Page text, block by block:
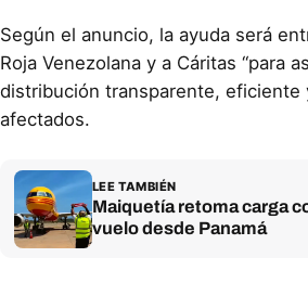
Según el anuncio, la ayuda será
Roja Venezolana y a Cáritas “para
distribución transparente, eficiente
afectados.
LEE TAMBIÉN
Maiquetía retoma carga
vuelo desde Panamá